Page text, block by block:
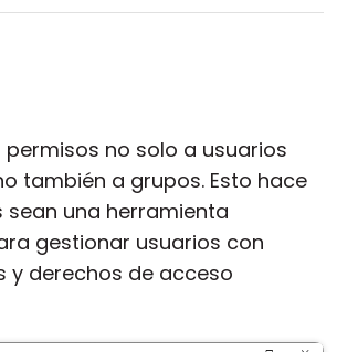
permisos no solo a usuarios
también a grupos. Esto hace
sean una herramienta
gestionar usuarios con
y derechos de acceso